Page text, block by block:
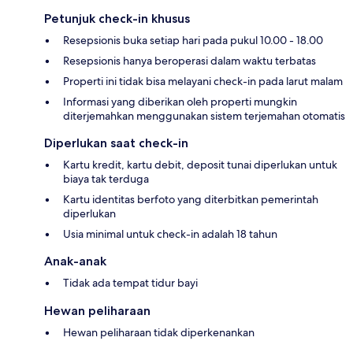
Petunjuk check-in khusus
Resepsionis buka setiap hari pada pukul 10.00 - 18.00
Resepsionis hanya beroperasi dalam waktu terbatas
Properti ini tidak bisa melayani check-in pada larut malam
Informasi yang diberikan oleh properti mungkin
diterjemahkan menggunakan sistem terjemahan otomatis
Diperlukan saat check-in
Kartu kredit, kartu debit, deposit tunai diperlukan untuk
biaya tak terduga
Kartu identitas berfoto yang diterbitkan pemerintah
diperlukan
Usia minimal untuk check-in adalah 18 tahun
Anak-anak
Tidak ada tempat tidur bayi
Hewan peliharaan
Hewan peliharaan tidak diperkenankan